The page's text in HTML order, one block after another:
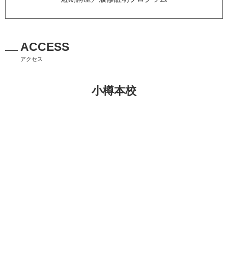
ACCESS
アクセス
小樽本校